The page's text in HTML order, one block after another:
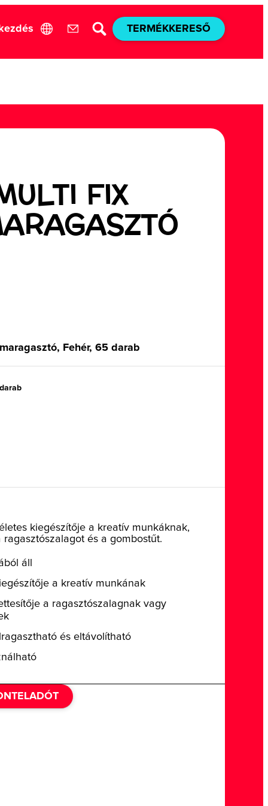
TERMÉKKERESŐ
FIX
Fehér, 65 darab
kiegészítője a kreatív munkáknak,
és a gombostűt.
áll
a kreatív munkának
a ragasztószalagnak vagy
és eltávolítható